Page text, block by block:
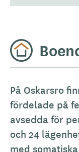
A
l
l
m
ä
På Oskarsro
fördelade på
avsedda för
och 24
med